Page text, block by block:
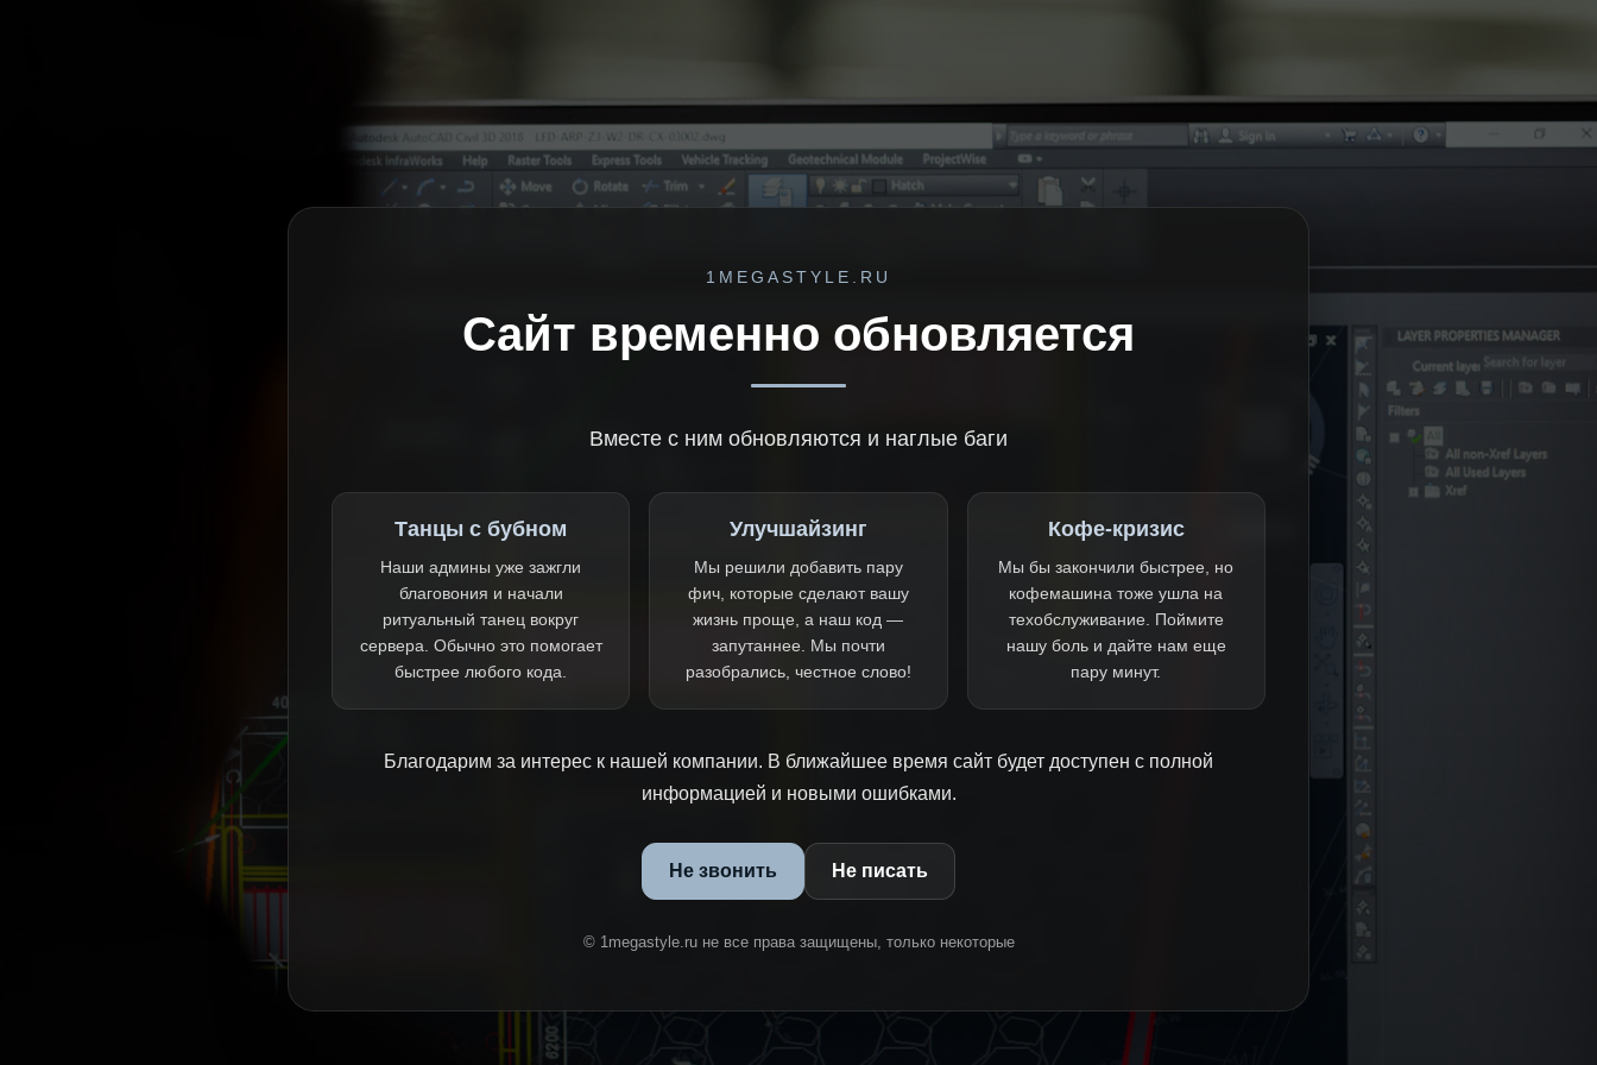
1MEGASTYLE.RU
Сайт временно обновляется
Вместе с ним обновляются и наглые баги
Танцы с бубном
Наши админы уже зажгли
благовония и начали
ритуальный танец вокруг
сервера. Обычно это помогает
быстрее любого кода.
Улучшайзинг
Мы решили добавить пару
фич, которые сделают вашу
жизнь проще, а наш код —
запутаннее. Мы почти
разобрались, честное слово!
Кофе-кризис
Мы бы закончили быстрее, но
кофемашина тоже ушла на
техобслуживание. Поймите
нашу боль и дайте нам еще
пару минут.
Благодарим за интерес к нашей компании. В ближайшее время сайт будет доступен с полной
информацией и новыми ошибками.
Не звонить Не писать
© 1megastyle.ru не все права защищены, только некоторые